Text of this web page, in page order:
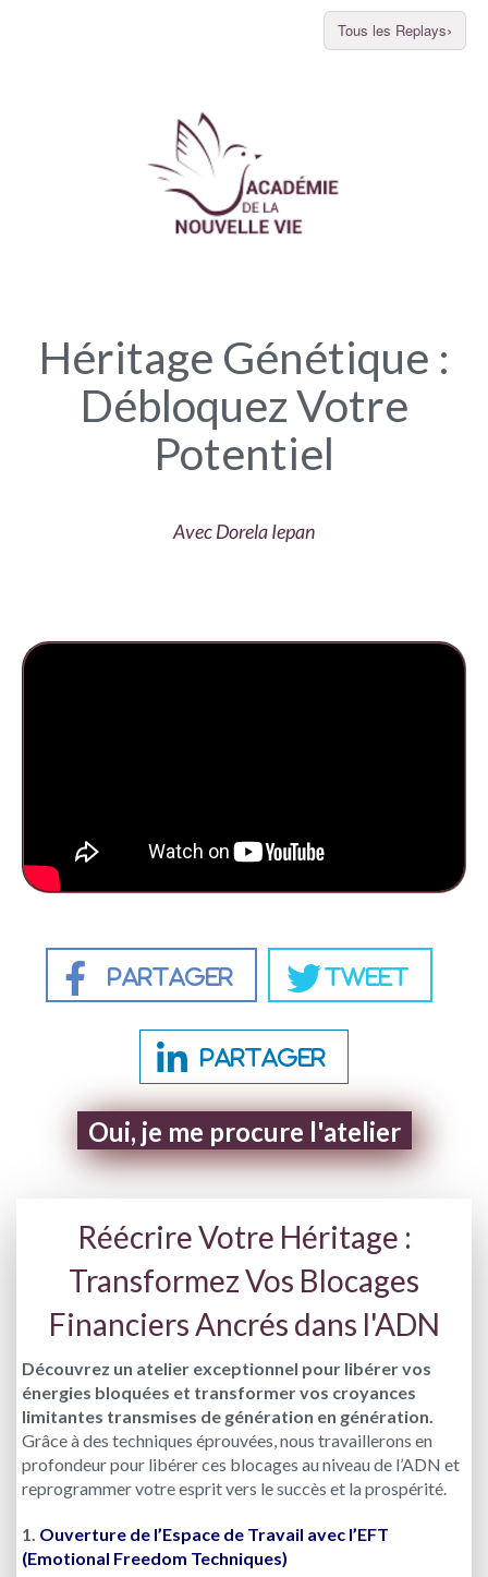
Tous les Replays
Héritage Génétique :
Débloquez Votre
Potentiel
Avec Dorela Iepan
Partager Tweet
Partager
Oui, je me procure l'atelier
Réécrire Votre Héritage :
Transformez Vos Blocages
Financiers Ancrés dans l'ADN
Découvrez un atelier exceptionnel pour libérer vos
énergies bloquées et transformer vos croyances
limitantes transmises de génération en génération.
Grâce à des techniques éprouvées, nous travaillerons en
profondeur pour libérer ces blocages au niveau de l’ADN et
reprogrammer votre esprit vers le succès et la prospérité.
1. Ouverture de l’Espace de Travail avec l’EFT
(Emotional Freedom Techniques)